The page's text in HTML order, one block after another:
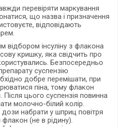
перевіряти маркування
що назва і призначення
відповідають
інсуліну з флакона
кришку, яка свідчить про
Безпосередньо
суспензію
добре перемішати, при
піна, тому флакон
цього суспензія повинна
молочно-білий колір.
набрати у шприц повітря
флакон (не в рідину).